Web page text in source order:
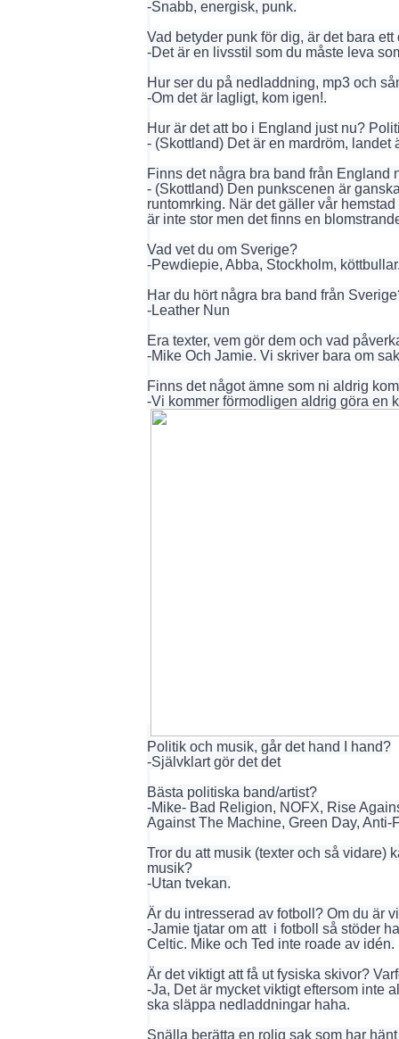
-Snabb, energisk, punk.
Vad betyder punk för dig, är det bara
-Det är en livsstil som du måste leva
Hur ser du på nedladdning, mp3 och
-Om det är lagligt, kom igen!.
Hur är det att bo i England just nu?
- (Skottland) Det är en mardröm,
Finns det några bra band från England
- (Skottland) Den punkscenen är
runtomrking. När det gäller vår
är inte stor men det finns en
Vad vet du om Sverige?
-Pewdiepie, Abba, Stockholm,
Har du hört några bra band från
-Leather Nun
Era texter, vem gör dem och vad
-Mike Och Jamie. Vi skriver bara om
Finns det något ämne som ni aldrig
-Vi kommer förmodligen aldrig göra en
Politik och musik, går det hand I hand?
-Självklart gör det det
Bästa politiska band/artist?
-Mike- Bad Religion, NOFX, Rise
Against The Machine, Green Day, Anti-
Tror du att musik (texter och så vidare)
musik?
-Utan tvekan.
Är du intresserad av fotboll? Om du är
-Jamie tjatar om att i fotboll så stöder
Celtic. Mike och Ted inte roade av idén.
Är det viktigt att få ut fysiska skivor?
-Ja, Det är mycket viktigt eftersom inte
ska släppa nedladdningar haha.
Snälla berätta en rolig sak som har